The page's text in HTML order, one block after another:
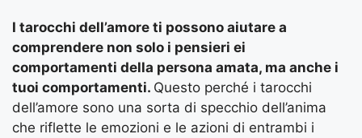
I tarocchi dell’amore ti possono aiutare a
comprendere non solo i pensieri ei
comportamenti della persona amata, ma anche i
tuoi comportamenti. Questo perché i tarocchi
dell’amore sono una sorta di specchio dell’anima
che riflette le emozioni e le azioni di entrambi i